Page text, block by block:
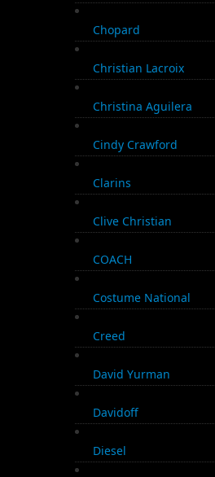
Chopard
Christian Lacroix
Christina Aguilera
Cindy Crawford
Clarins
Clive Christian
COACH
Costume National
Creed
David Yurman
Davidoff
Diesel